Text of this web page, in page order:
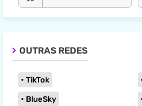
OUTRAS REDES
TikTok
BlueSky